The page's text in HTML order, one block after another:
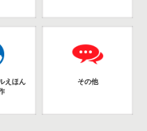
えほん
その他